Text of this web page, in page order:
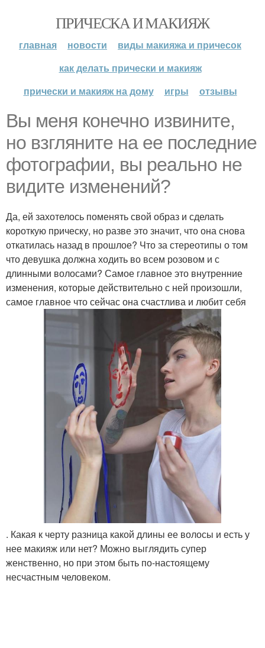
ПРИЧЕСКА И МАКИЯЖ
главная новости
виды макияжа и причесок
как делать прически и макияж
прически и макияж на дому
игры отзывы
Вы меня конечно извините,
но взгляните на ее последние
фотографии, вы реально не
видите изменений?
Да, ей захотелось поменять свой образ и сделать
короткую прическу, но разве это значит, что она снова
откатилась назад в прошлое? Что за стереотипы о том
что девушка должна ходить во всем розовом и с
длинными волосами? Самое главное это внутренние
изменения, которые действительно с ней произошли,
самое главное что сейчас она счастлива и любит себя
. Какая к черту разница какой длины ее волосы и есть у
нее макияж или нет? Можно выглядить супер
женственно, но при этом быть по-настоящему
несчастным человеком.